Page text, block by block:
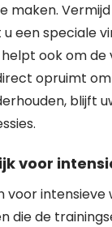
een speciale
ook om
opruimt
blijft
voor
de